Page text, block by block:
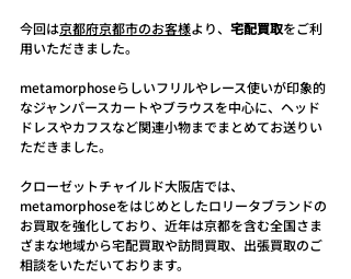
今回は京都府京都市のお客様より、 宅配買取をご利
用いただきました。
metamorphoseらしいフリルやレース使いが印象的
なジャンパースカートやブラウスを中心に、ヘッド
ドレスやカフスなど関連小物までまとめてお送りい
ただきました。
クローゼットチャイルド大阪店では、
metamorphoseをはじめとしたロリータブランドの
お買取を強化しており、近年は京都を含む全国さま
ざまな地域から宅配買取や訪問買取、出張買取のご
相談をいただいております。